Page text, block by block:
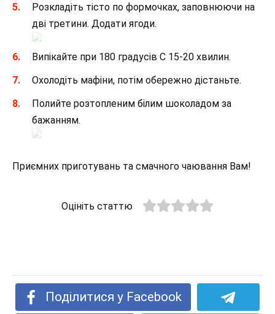
Розкладіть тісто по формочках, заповнюючи на
дві третини. Додати ягоди.
Випікайте при 180 градусів С 15-20 хвилин.
Охолодіть мафіни, потім обережно дістаньте.
Полийте розтопленим білим шоколадом за
бажанням.
Приємних приготувань та смачного чаювання Вам!
Оцініть статтю
Поділитися у Facebook